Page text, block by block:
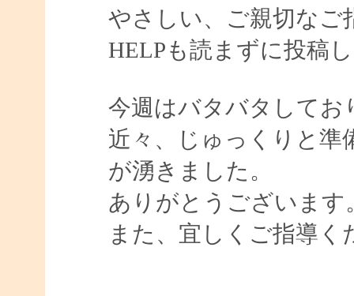
やさしい、ご親切なご
HELPも読まずに投稿
今週はバタバタしてお
近々、じゅっくりと
が湧きました。
ありがとうございます
また、宜しくご指導